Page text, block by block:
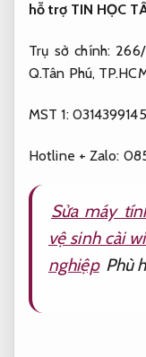
hỗ trợ TIN HỌC
Trụ sở chính:
Q.Tân Phú,
MST 1: 0314399145
Hotline + Zalo:
Sửa máy
vệ sinh cài
nghiệp Phù